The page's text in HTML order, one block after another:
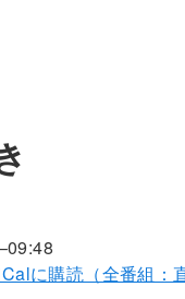
に購読（全番組：